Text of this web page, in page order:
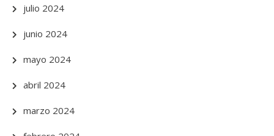
julio 2024
junio 2024
mayo 2024
abril 2024
marzo 2024